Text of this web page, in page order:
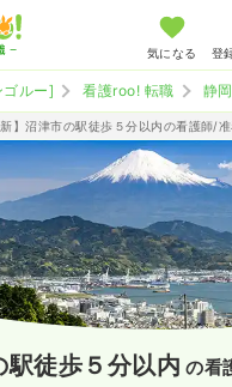
気になる 登
ルー] 看護roo! 転職 静
】沼津市の駅徒歩５分以内の看護師/
駅徒歩５分以内 の看